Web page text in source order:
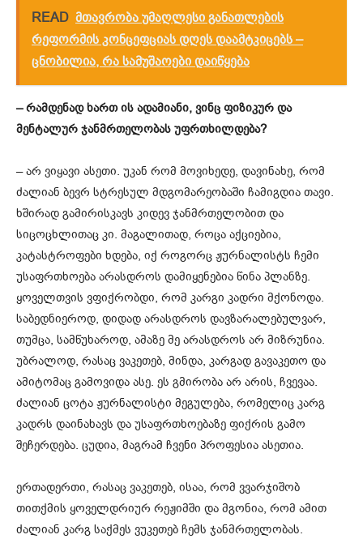
READ მთავრობა უმაღლესი განათლების
რეფორმის კონცეფციას დღეს დაამტკიცებს –
ცნობილია, რა სამუშაოები დაიწყება
– რამდენად ხართ ის ადამიანი, ვინც ფიზიკურ და
მენტალურ ჯანმრთელობას უფრთხილდება?
– არ ვიყავი ასეთი. უკან რომ მოვიხედე, დავინახე, რომ
ძალიან ბევრ სტრესულ მდგომარეობაში ჩამიგდია თავი.
ხშირად გამირისკავს კიდევ ჯანმრთელობით და
სიცოცხლითაც კი. მაგალითად, როცა აქციებია,
კატასტროფები ხდება, იქ როგორც ჟურნალისტს ჩემი
უსაფრთხოება არასდროს დამიყენებია წინა პლანზე.
ყოველთვის ვფიქრობდი, რომ კარგი კადრი მქონოდა.
საბედნიეროდ, დიდად არასდროს დავზარალებულვარ,
თუმცა, სამწუხაროდ, ამაზე მე არასდროს არ მიზრუნია.
უბრალოდ, რასაც ვაკეთებ, მინდა, კარგად გავაკეთო და
ამიტომაც გამოვიდა ასე. ეს გმირობა არ არის, ჩვევაა.
ძალიან ცოტა ჟურნალისტი მეგულება, რომელიც კარგ
კადრს დაინახავს და უსაფრთხოებაზე ფიქრის გამო
შეჩერდება. ცუდია, მაგრამ ჩვენი პროფესია ასეთია.
ერთადერთი, რასაც ვაკეთებ, ისაა, რომ ვვარჯიშობ
თითქმის ყოველდრიურ რეჟიმში და მგონია, რომ ამით
ძალიან კარგ საქმეს ვუკეთებ ჩემს ჯანმრთელობას.